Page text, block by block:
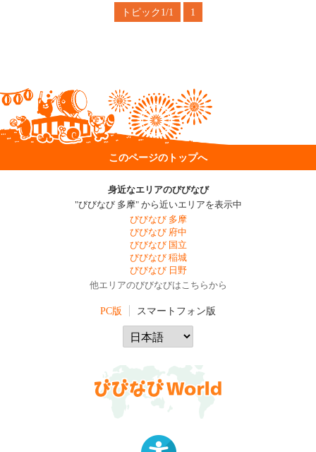
トピック1/1 1
このページのトップへ
身近なエリアのびびなび
"びびなび 多摩" から近いエリアを表示中
びびなび 多摩
びびなび 府中
びびなび 国立
びびなび 稲城
びびなび 日野
他エリアのびびなびはこちらから
PC版 スマートフォン版